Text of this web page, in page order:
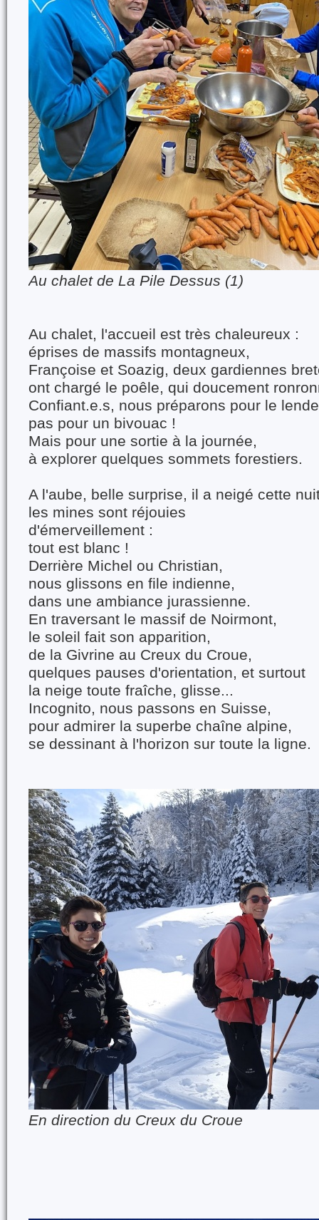
Au chalet de La Pile Dessus (1)
Au chalet, l'accueil est très chaleureux :
éprises de massifs montagneux,
Françoise et Soazig, deux gardiennes
ont chargé le poêle, qui doucement
Confiant.e.s, nous préparons pour le
pas pour un bivouac !
Mais pour une sortie à la journée,
à explorer quelques sommets forestiers.
A l'aube, belle surprise, il a neigé cette
les mines sont réjouies
d'émerveillement :
tout est blanc !
Derrière Michel ou Christian,
nous glissons en file indienne,
dans une ambiance jurassienne.
En traversant le massif de Noirmont,
le soleil fait son apparition,
de la Givrine au Creux du Croue,
quelques pauses d'orientation, et surtout
la neige toute fraîche, glisse...
Incognito, nous passons en Suisse,
pour admirer la superbe chaîne alpine,
se dessinant à l'horizon sur toute la ligne.
En direction du Creux du Croue